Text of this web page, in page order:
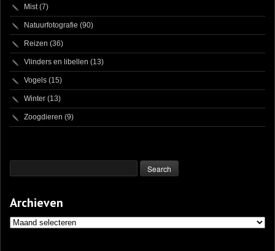
Mist(7)
Natuurfotografie (90)
Reizen (36)
Vlinders en libellen (13)
Vogels (15)
Winter (13)
Zoogdieren (9)
Archieven
Archieven